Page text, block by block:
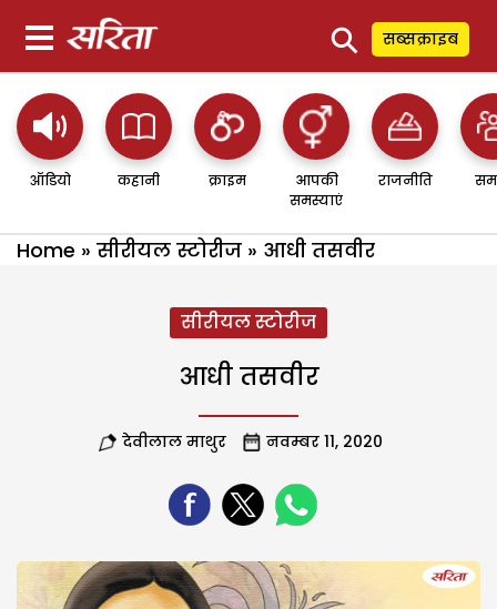
⚲ सब्सक्राइब
ऑडियो कहानी क्राइम
आपकी
समस्याएं
राजनीति
Home » सीरीयल स्टोरीज » आधी तसवीर
सीरीयल स्टोरीज
आधी तसवीर
देवीलाल माथुर नवम्बर 11, 2020